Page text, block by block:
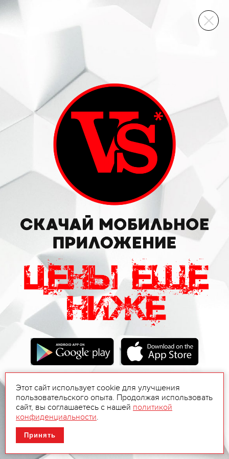
ВИННЫЙ СКЛАД
Этот сайт использует cookie для улучшения
пользовательского опыта. Продолжая использовать
сайт, вы соглашаетесь с нашей политикой
конфиденциальности.
Принять